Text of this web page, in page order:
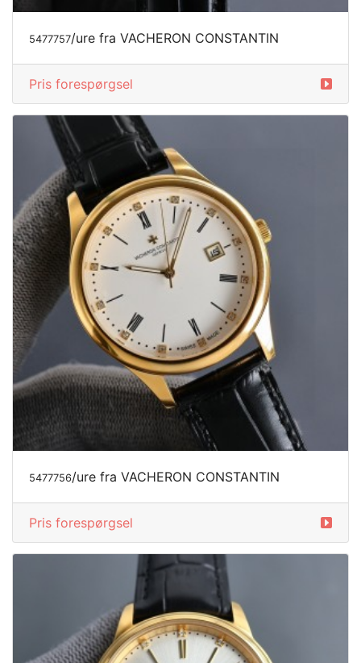
5477757/ure fra VACHERON CONSTANTIN
Pris forespørgsel
5477756/ure fra VACHERON CONSTANTIN
Pris forespørgsel